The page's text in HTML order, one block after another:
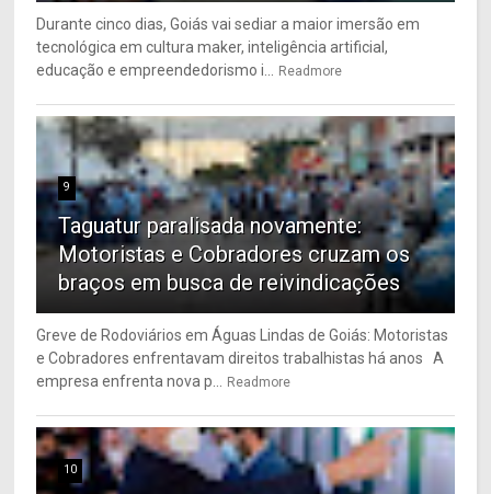
Durante cinco dias, Goiás vai sediar a maior imersão em
tecnológica em cultura maker, inteligência artificial,
educação e empreendedorismo i... Readmore
9
Taguatur paralisada novamente:
Motoristas e Cobradores cruzam os
braços em busca de reivindicações
Greve de Rodoviários em Águas Lindas de Goiás: Motoristas
e Cobradores enfrentavam direitos trabalhistas há anos A
empresa enfrenta nova p... Readmore
10